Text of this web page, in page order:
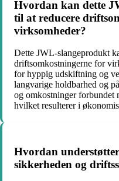
Hvordan kan dette
til at reducere
virksomheder?
Dette JWL-slangeprodukt
driftsomkostningerne for
for hyppig udskiftning og
langvarige holdbarhed og
og omkostninger forbundet
hvilket resulterer i
Hvordan
sikkerheden og